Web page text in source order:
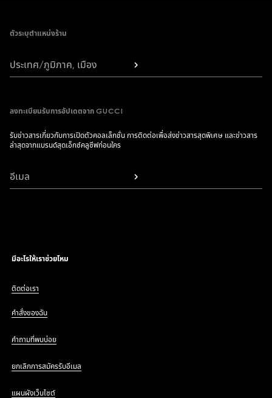
ตัวระบุตำแหน่งร้าน
ประเทศ/ภูมิภาค, เมือง
ลงทะเบียนรับการอัปเดตจาก GUCCI
รับข่าวสารเกี่ยวกับการเปิดตัวคอลเล็กชั่น การติดต่อเพื่อส่งข่าวสารสุดพิเศษ และข่าวสาร
ล่าสุดจากแบรนด์สุดเอ็กซ์คลูซีฟก่อนใคร
อีเมล
มีอะไรให้เราช่วยไหม
ติดต่อเรา
คำสั่งของฉัน
คำถามที่พบบ่อย
ยกเลิกการสมัครรับอีเมล
แผนผังเว็บไซต์